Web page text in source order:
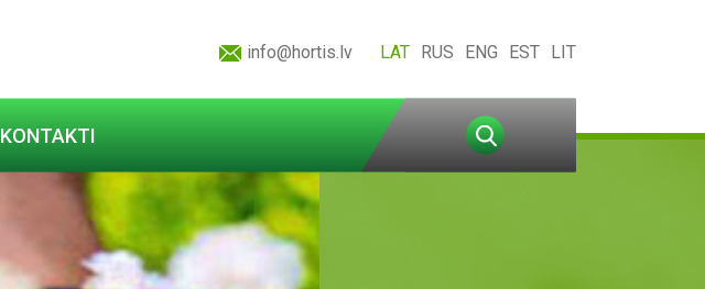
info@hortis.lv LAT RUS ENG EST LIT
KONTAKTI